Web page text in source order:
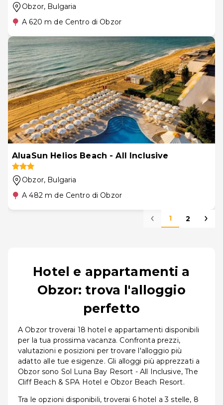
Obzor, Bulgaria
A 620 m de Centro di Obzor
AluaSun Helios Beach - All Inclusive
Obzor, Bulgaria
A 482 m de Centro di Obzor
1 2
Hotel e appartamenti a
Obzor: trova l'alloggio
perfetto
A Obzor troverai 18 hotel e appartamenti disponibili
per la tua prossima vacanza. Confronta prezzi,
valutazioni e posizioni per trovare l'alloggio più
adatto alle tue esigenze. Gli alloggi più apprezzati a
Obzor sono Sol Luna Bay Resort - All Inclusive, The
Cliff Beach & SPA Hotel e Obzor Beach Resort.
Tra le opzioni disponibili, troverai 6 hotel a 3 stelle, 8